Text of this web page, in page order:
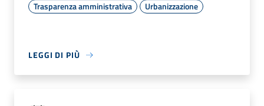
Trasparenza amministrativa Urbanizzazione
LEGGI DI PIÙ